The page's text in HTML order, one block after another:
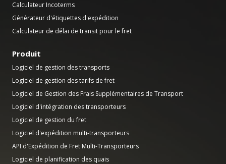
Calculateur Incoterms
Générateur d'étiquettes d'expédition
Calculateur de délai de transit pour le fret
Produit
Logiciel de gestion des transports
Logiciel de gestion des tarifs de fret
Logiciel de Gestion des Frais Supplémentaires de Transport
Logiciel d'intégration des transporteurs
Logiciel de gestion du fret
Logiciel d'expédition multi-transporteurs
API d'Expédition de Fret Multi-Transporteurs
Logiciel de planification des quais